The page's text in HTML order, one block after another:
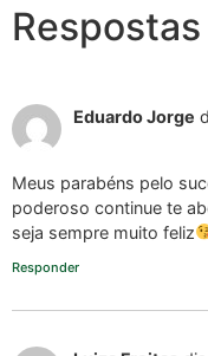
Eduardo Jorge
Meus parabéns pelo
poderoso continue te
seja sempre muito feliz
Responder